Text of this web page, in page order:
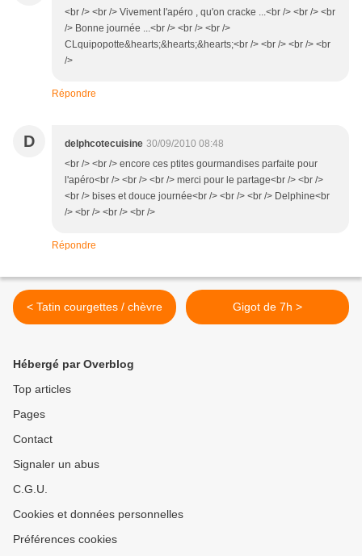
<br /> <br /> Vivement l'apéro , qu'on cracke ...<br /> <br /> <br
/> Bonne journée ...<br /> <br /> <br />
CLquipopotte&hearts;&hearts;&hearts;<br /> <br /> <br /> <br
/>
Répondre
D delphcotecuisine 30/09/2010 08:48
<br /> <br /> encore ces ptites gourmandises parfaite pour
l'apéro<br /> <br /> <br /> merci pour le partage<br /> <br />
<br /> bises et douce journée<br /> <br /> <br /> Delphine<br
/> <br /> <br /> <br />
Répondre
< Tatin courgettes / chèvre Gigot de 7h >
Hébergé par Overblog
Top articles
Pages
Contact
Signaler un abus
C.G.U.
Cookies et données personnelles
Préférences cookies